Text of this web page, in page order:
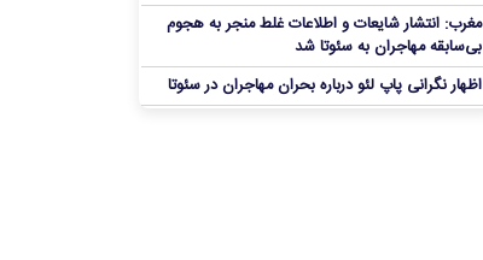
مغرب: انتشار شایعات و اطلاعات غلط منجر به هجوم
بی‌سابقه مهاجران به سئوتا شد
اظهار نگرانی پاپ لئو درباره بحران مهاجران در سئوتا